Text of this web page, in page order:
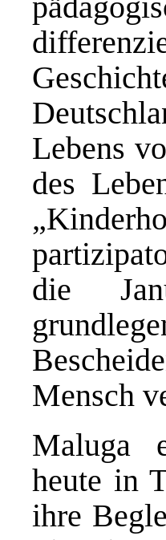
Lebens
des
die
Mensch
Maluga
heute in
ihre